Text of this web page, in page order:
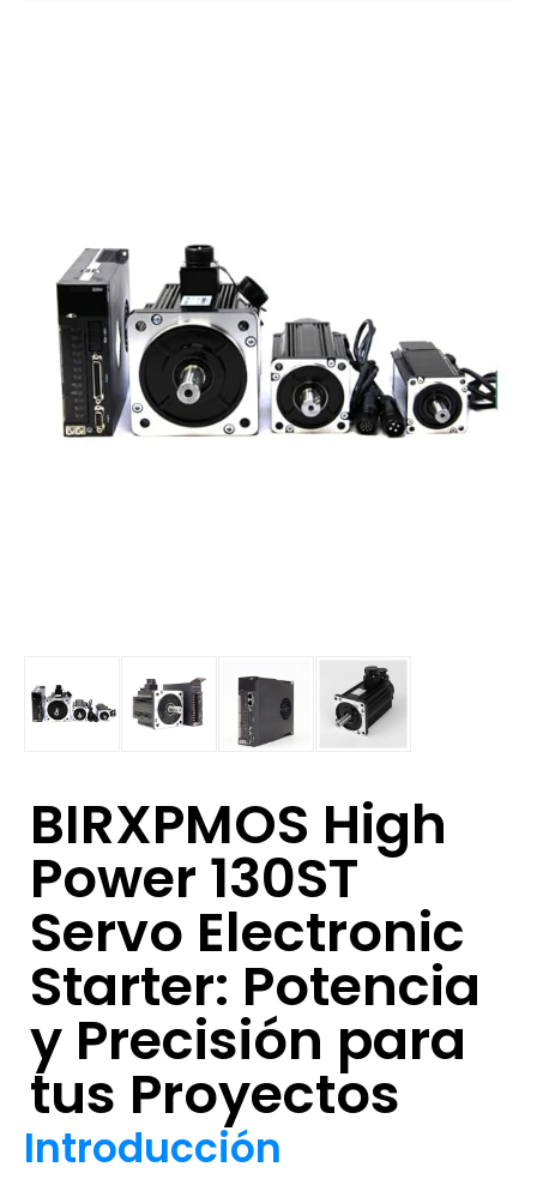
BIRXPMOS High
Power 130ST
Servo Electronic
Starter: Potencia
y Precisión para
tus Proyectos
Introducción